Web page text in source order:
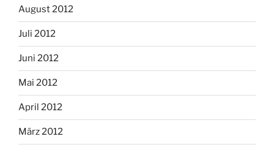
August 2012
Juli 2012
Juni 2012
Mai 2012
April 2012
März 2012